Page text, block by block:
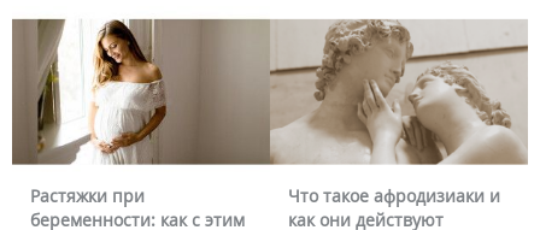
Что такое афродизиаки и
как они действуют
Почему краснеет лицо и
можно ли это убрать